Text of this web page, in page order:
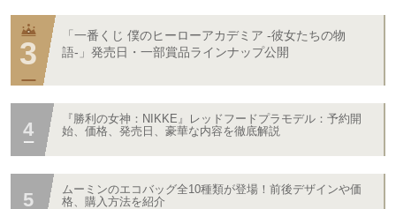
「一番くじ 僕のヒーローアカデミア -彼女たちの物
語-」発売日・一部賞品ラインナップ公開
『勝利の女神：NIKKE』レッドフードプラモデル：予約開
始、価格、発売日、豪華な内容を徹底解説
ムーミンのエコバッグ全10種類が登場！前後デザインや価
格、購入方法を紹介